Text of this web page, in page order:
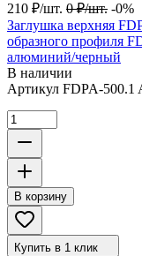
210 ₽/шт. 0 ₽/шт. -0%
Заглушка верхняя
образного профиля
алюминий/черный
В наличии
Артикул FDPA-500.1
В корзину
Купить в 1 клик